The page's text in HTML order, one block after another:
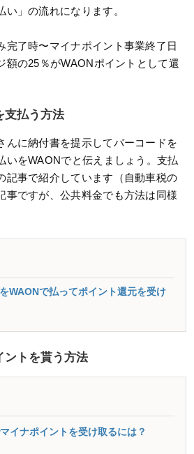
」の流れになります。
完了時〜マイナポイント事業終了日
額の25％がWAONポイントとして還
支払う方法
んに納付書を提示してバーコードを
いをWAONでと伝えましょう。支払
記事で紹介しています（自動車税の
事ですが、公共料金でも方法は同様
WAONで払ってポイント還元を受け
ントを貰う方法
イナポイントを受け取るには？